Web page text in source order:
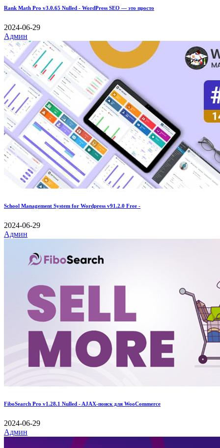
Rank Math Pro v3.0.65 Nulled - WordPress SEO — это просто
2024-06-29
Админ
School Management System for Wordpress v91.2.0 Free -
2024-06-29
Админ
FiboSearch Pro v1.28.1 Nulled - AJAX-поиск для WooCommerce
2024-06-29
Админ